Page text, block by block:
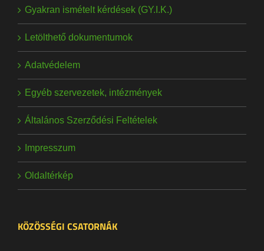
Gyakran ismételt kérdések (GY.I.K.)
Letölthető dokumentumok
Adatvédelem
Egyéb szervezetek, intézmények
Általános Szerződési Feltételek
Impresszum
Oldaltérkép
KÖZÖSSÉGI CSATORNÁK